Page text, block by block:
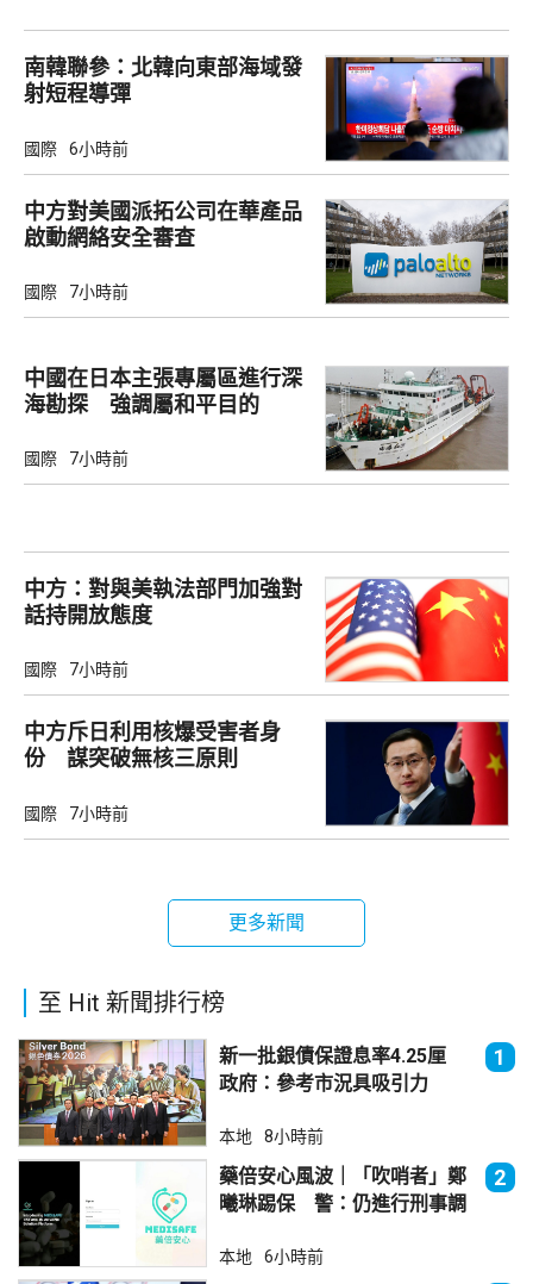
南韓聯參：北韓向東部海域發
射短程導彈
國際 6小時前
中方對美國派拓公司在華產品
啟動網絡安全審查
國際 7小時前
中國在日本主張專屬區進行深
海勘探 強調屬和平目的
國際 7小時前
中方：對與美執法部門加強對
話持開放態度
國際 7小時前
中方斥日利用核爆受害者身
份 謀突破無核三原則
國際 7小時前
更多新聞
至 Hit 新聞排行榜
新一批銀債保證息率4.25厘
政府：參考市況具吸引力
1
本地 8小時前
藥倍安心風波｜「吹哨者」鄭
曦琳踢保 警：仍進行刑事調
2
本地 6小時前